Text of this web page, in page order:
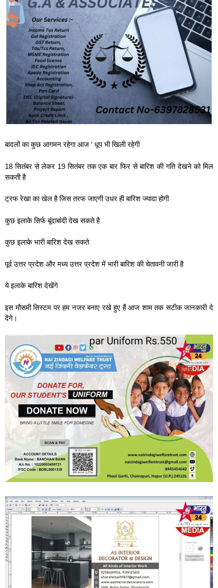
बादलों का कुछ आगमन रहेगा आज ‘ धूप भी खिली रहेगी
18 सितंबर से लेकर 19 सितंबर तक एक बार फिर से बारिश की गति देखने को मिल
सकती है
ट्रफ रेखा का खेल है जिस तरफ जाएगी उधर ही बारिश ज्यादा होगी
कुछ इलाके सिर्फ बूंदाबांदी देख सकते है
कुछ इलाके भारी बारिश देख सकते
पूर्व उत्तर प्रदेश और मध्य उत्तर प्रदेश में भारी बारिश की चेतावनी जारी है
ये इलाके बारिश देखेंगे
इस मौसमी सिस्टम पर हम नजर बनाए रखे हुए हैं आज शाम तक सटीक जानकारी दे
देंगे।